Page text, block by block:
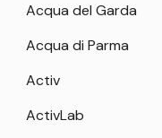
Acqua del Garda
Acqua di Parma
Activ
ActivLab